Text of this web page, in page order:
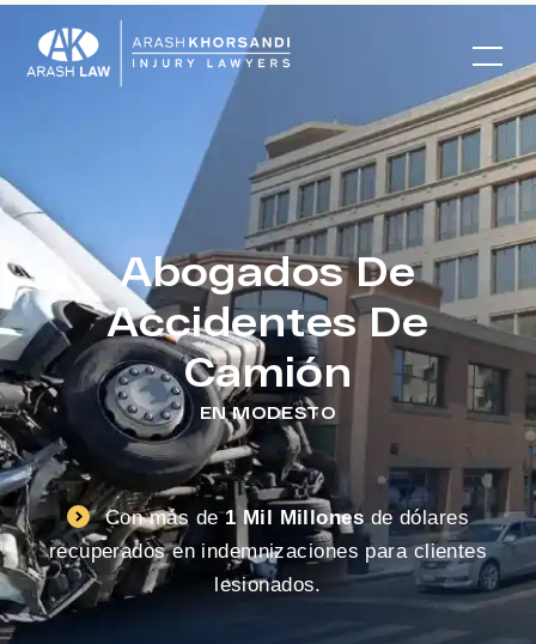
Abogados De
Accidentes De
Camión
EN MODESTO
Con más de1 Mil Millones de dólares
recuperados en indemnizaciones para clientes
lesionados.